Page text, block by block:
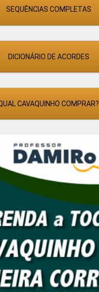
SEQUÊNCIAS COMPLETAS
DICIONÁRIO DE ACORDES
CAVAQUINHO COMPRAR?